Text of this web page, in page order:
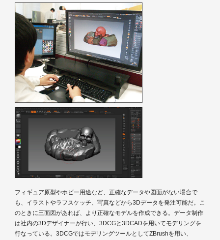
フィギュア原型やホビー用途など、正確なデータや図面がない場合で
も、イラストやラフスケッチ、写真などから3Dデータを発注可能だ。こ
のときに三面図があれば、より正確なモデルを作成できる。データ制作
は社内の3Dデザイナーが行い、3DCGと3DCADを用いてモデリングを
行なっている。3DCGではモデリングツールとしてZBrushを用い、